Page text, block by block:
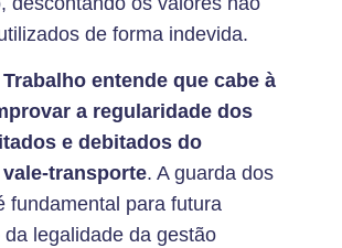
de forma indevida.
entende que cabe à
a regularidade dos
e debitados do
transporte. A guarda dos
fundamental para futura
legalidade da gestão